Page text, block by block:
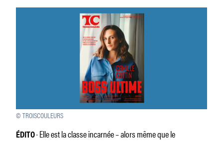
© TROISCOULEURS
ÉDITO· Elle est la classe incarnée – alors même que le